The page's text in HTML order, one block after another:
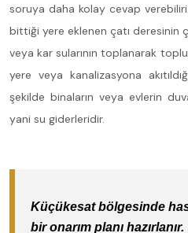
soruya daha kolay cevap
bittiği yere eklenen çatı deresinin
veya kar sularının toplanarak
yere veya kanalizasyona
şekilde binaların veya evlerin
yani su giderleridir.
Küçükesat bölgesinde
bir onarım planı hazırlanır.